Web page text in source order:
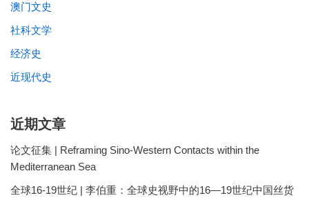
澳门文史
社科文学
经济史
近现代史
近期文章
论文征集 | Reframing Sino-Western Contacts within the
Mediterranean Sea
全球16-19世纪 | 李伯重：全球史视野中的16—19世纪中国丝货